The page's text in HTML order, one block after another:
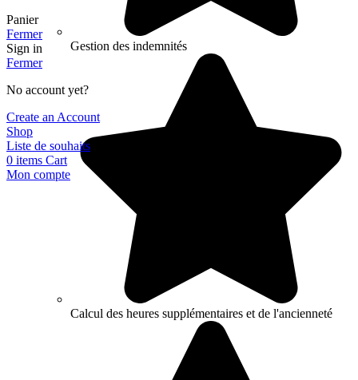
Gestion des indemnités
Calcul des heures supplémentaires et de l'ancienneté
Panier
Fermer
Sign in
Fermer
No account yet?
Create an Account
Shop
Liste de souhaits
0 items Cart
Mon compte